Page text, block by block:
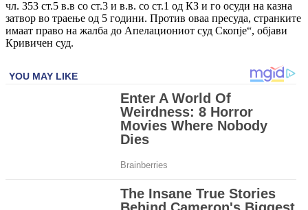
чл. 353 ст.5 в.в со ст.3 и в.в. со ст.1 од КЗ и го осуди на казна
затвор во траење од 5 години. Против оваа пресуда, странките
имаат право на жалба до Апeлациониот суд Скопје“, објави
Кривичен суд.